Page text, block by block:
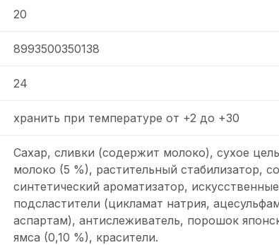
20
8993500350138
24
хранить при температуре от +2 до +30
Сахар, сливки (содержит молоко), сухое
молоко (5 %), растительный стабилизатор,
синтетический ароматизатор, искусственные
подсластители (цикламат натрия,
аспартам), антислеживатель, порошок
ямса (0,10 %), красители.